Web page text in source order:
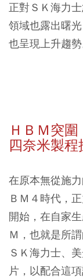
正對ＳＫ海力
領域也露出曙
也呈現上升趨勢
ＨＢＭ突圍
四奈米製
在原本無從施
ＢＭ４時代，
開始，在自家
Ｍ，也就是所
ＳＫ海力士、
片，以配合這項